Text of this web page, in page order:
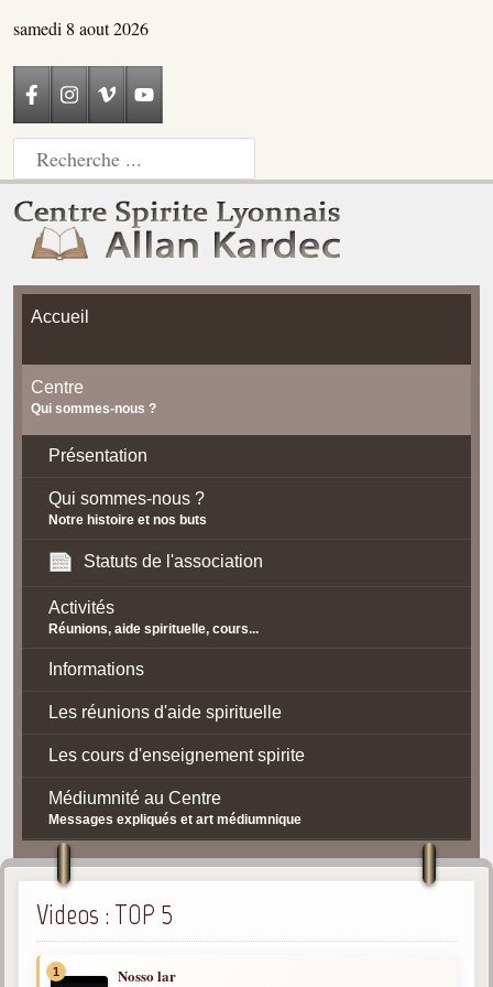
samedi 8 aout 2026
Accueil
Centre
Qui sommes-nous ?
Présentation
Qui sommes-nous ?
Notre histoire et nos buts
Statuts de l'association
Activités
Réunions, aide spirituelle, cours...
Informations
Les réunions d'aide spirituelle
Les cours d'enseignement spirite
Médiumnité au Centre
Messages expliqués et art médiumnique
Contact / Accès
Plan d'accès
Spiritisme
La doctrine Spirite
Videos : TOP 5
1 Nosso lar